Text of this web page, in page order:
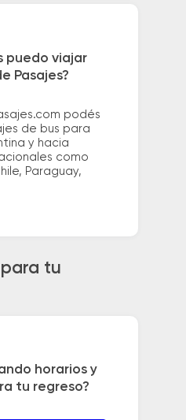
puedo viajar
Pasajes?
podés
de bus para
y hacia
como
Paraguay,
tu
horarios y
tu regreso?